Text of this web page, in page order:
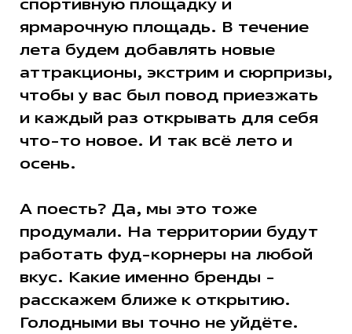
ярмарочную площадь. В течение
лета будем добавлять новые
аттракционы, экстрим и сюрпризы,
чтобы у вас был повод приезжать
и каждый раз открывать для себя
что-то новое. И так всё лето и
осень.
А поесть? Да, мы это тоже
продумали. На территории будут
работать фуд-корнеры на любой
вкус. Какие именно бренды -
расскажем ближе к открытию.
Голодными вы точно не уйдёте.